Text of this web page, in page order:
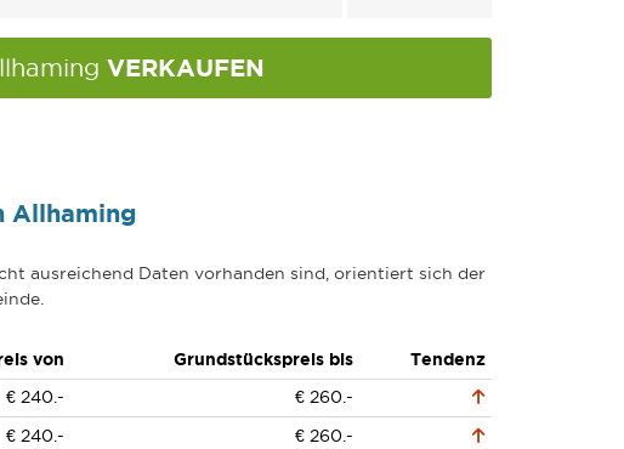
VERKAUFEN
Allhaming
ausreichend Daten vorhanden sind, orientiert sich der
von Grundstückspreis bis
Tendenz
€ 240.-
€ 260.-
€ 240.- € 260.-